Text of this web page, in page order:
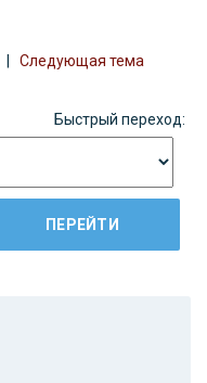
Следующая тема
Быстрый переход: